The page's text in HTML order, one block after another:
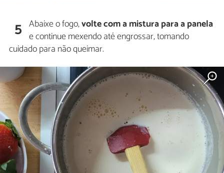
5 Abaixe o fogo,volte com a mistura para a panela
e continue mexendo até engrossar, tomando
cuidado para não queimar.